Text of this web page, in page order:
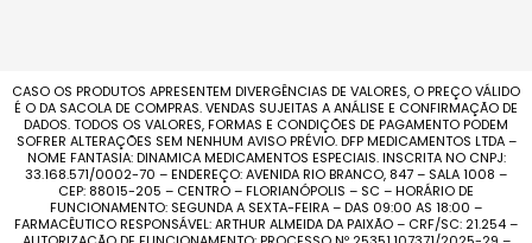
CASO OS PRODUTOS APRESENTEM DIVERGÊNCIAS DE VALORES, O PREÇO VÁLIDO
É O DA SACOLA DE COMPRAS. VENDAS SUJEITAS A ANÁLISE E CONFIRMAÇÃO DE
DADOS. TODOS OS VALORES, FORMAS E CONDIÇÕES DE PAGAMENTO PODEM
SOFRER ALTERAÇÕES SEM NENHUM AVISO PRÉVIO. DFP MEDICAMENTOS LTDA –
NOME FANTASIA: DINAMICA MEDICAMENTOS ESPECIAIS. INSCRITA NO CNPJ:
33.168.571/0002-70 – ENDEREÇO: AVENIDA RIO BRANCO, 847 – SALA 1008 –
CEP: 88015-205 – CENTRO – FLORIANÓPOLIS – SC – HORÁRIO DE
FUNCIONAMENTO: SEGUNDA A SEXTA-FEIRA – DAS 09:00 AS 18:00 –
FARMACÊUTICO RESPONSÁVEL: ARTHUR ALMEIDA DA PAIXÃO – CRF/SC: 21.254 –